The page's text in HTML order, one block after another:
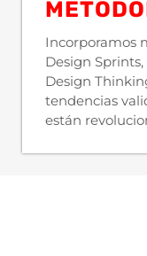
Incorporamos
Design
Design
tendencias
están